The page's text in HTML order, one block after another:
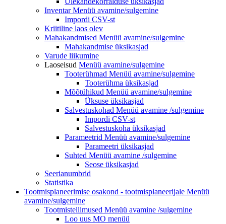
InventarMenüü avamine/sulgemine
Impordi CSV-st
Kriitiline laos olev
Mahakandmised Menüü avamine/sulgemine
Mahakandmise üksikasjad
Varude liikumine
Laoseisud Menüü avamine/sulgemine
Tooterühmad Menüü avamine/sulgemine
Tooterühma üksikasjad
Mõõtühikud Menüü avamine/sulgemine
Üksuse üksikasjad
Salvestuskohad Menüü avamine /sulgemine
Impordi CSV-st
Salvestuskoha üksikasjad
Parameetrid Menüü avamine/sulgemine
Parameetri üksikasjad
Suhted Menüü avamine /sulgemine
Seose üksikasjad
Seerianumbrid
Statistika
Tootmisplaneerimise osakond - tootmisplaneerijale Menüü
avamine/sulgemine
Tootmistellimused Menüü avamine /sulgemine
Loo uus MO menüü